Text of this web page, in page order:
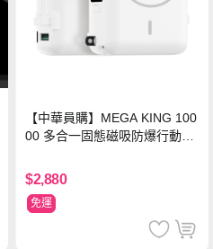
【中華員購】MEGA KING 100
00 多合一固態磁吸防爆行動電
$2,880
免運